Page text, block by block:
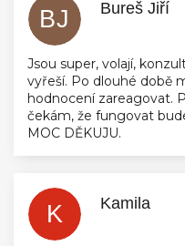
BJ Bureš Jiří
Hodnocení
Jsou super, volají,
vyřeší. Po dlouhé době
hodnocení zareagovat.
čekám, že fungovat
MOC DĚKUJU.
K Kamila
Hodnocení